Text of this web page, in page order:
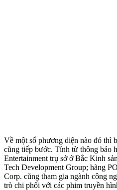
Về một số phương diện nào đó thì
cũng tiếp bước. Tính từ thông báo
Entertainment trụ sở ớ Bắc Kinh
Tech Development Group; hãng
Corp. cũng tham gia ngành công
trò chi phối với các phim truyền